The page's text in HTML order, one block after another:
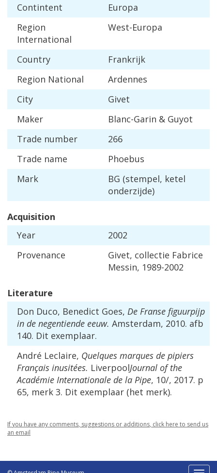
Contintent
Europa
Region
International
West-Europa
Country
Frankrijk
Region National
Ardennes
City
Givet
Maker
Blanc-Garin & Guyot
Trade number
266
Trade name
Phoebus
Mark
BG (stempel, ketel
onderzijde)
Acquisition
Year
2002
Provenance
Givet, collectie Fabrice
Messin, 1989-2002
Literature
Don Duco, Benedict Goes, De Franse figuurpijp
in de negentiende eeuw. Amsterdam, 2010. afb
140. Dit exemplaar.
André Leclaire, Quelques marques de pipiers
Français inusitées. LiverpoolJournal of the
Académie Internationale de la Pipe, 10/, 2017. p
65, merk 3. Dit exemplaar (het merk).
Ifyou have any comments, suggestions or additions, click here to send us
an email